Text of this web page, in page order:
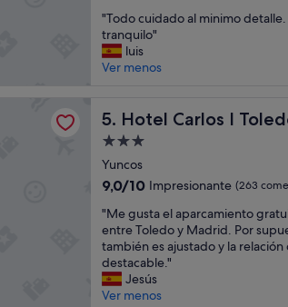
o
r
e
s
m
o
e
x
t
r
i
o
r
e
s
P
E
C
T
U
A
R
T
O
D
O
F
R
E
S
10,
Excepcional,
(35 comentarios)
"
T
o
d
u
d
a
d
a
l
m
i
n
i
"Todo cuidado al minimo
tranquilo"
luis
Ver menos
5. Hotel Carlos I
Hotel Carlos I Toledo
Alojamiento
de
3.0 estrellas
Yuncos
9.0
10,
Impresionante,
(263 comentarios)
9,0/10 Impresionante (263
"
M
e
g
u
s
"Me gusta el aparcamiento
entre Toledo y Madrid. Por
también es ajustado y la
destacable."
Jesús
Ver menos